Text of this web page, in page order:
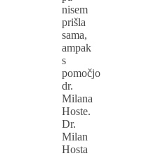
nisem
prišla
sama,
ampak
s
pomočjo
dr.
Milana
Hoste.
Dr.
Milan
Hosta